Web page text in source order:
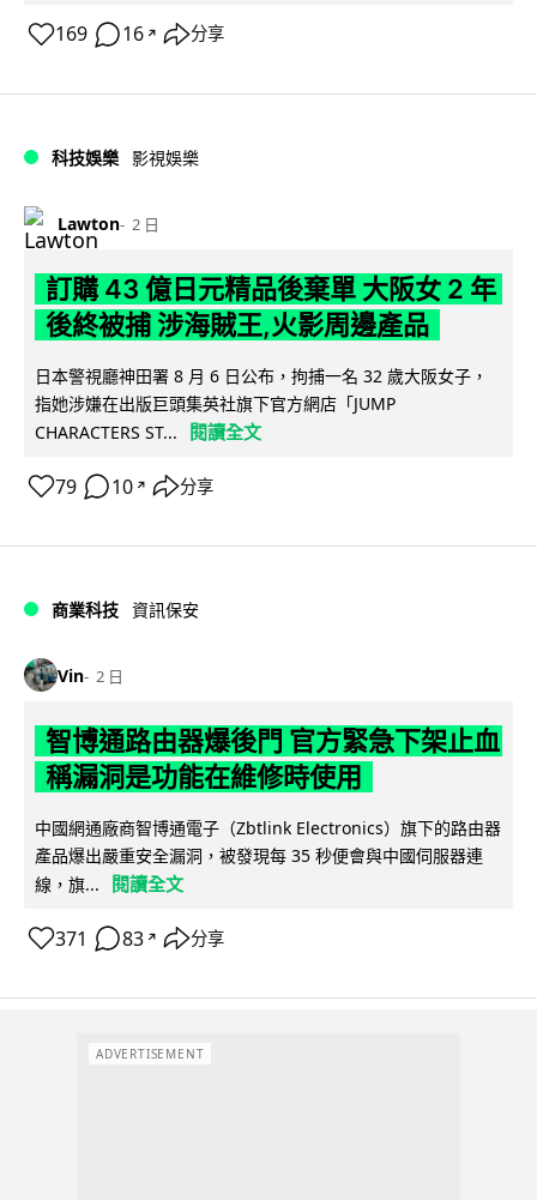
169 16 ↗ 分享
科技娛樂 影視娛樂
Lawton 2 日
訂購 43 億日元精品後棄單 大阪女 2 年
後終被捕 涉海賊王,火影周邊產品
日本警視廳神田署 8 月 6 日公布，拘捕一名 32 歲大阪女子，
指她涉嫌在出版巨頭集英社旗下官方網店「JUMP
CHARACTERS ST...
閱讀全文
79 10 ↗ 分享
商業科技 資訊保安
Vin 2 日
智博通路由器爆後門 官方緊急下架止血
稱漏洞是功能在維修時使用
中國網通廠商智博通電子（Zbtlink Electronics）旗下的路由器
產品爆出嚴重安全漏洞，被發現每 35 秒便會與中國伺服器連
線，旗...
閱讀全文
371 83 ↗ 分享
ADVERTISEMENT